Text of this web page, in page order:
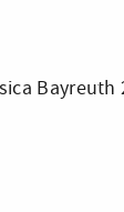
Bayreuth